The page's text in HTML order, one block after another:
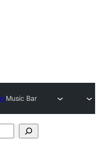
Music Bar